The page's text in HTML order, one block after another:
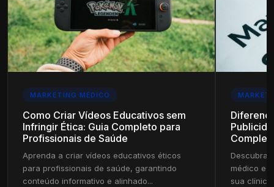
MARKETING MÉDICO
Como Criar Vídeos Educativos sem
Infringir Ética: Guia Completo para
Profissionais de Saúde
Aprenda a criar vídeos educativos éticos
para profissionais de saúde, garantindo
conteúdo informativo e alinhado...
Descubra
médico e
sua clínica